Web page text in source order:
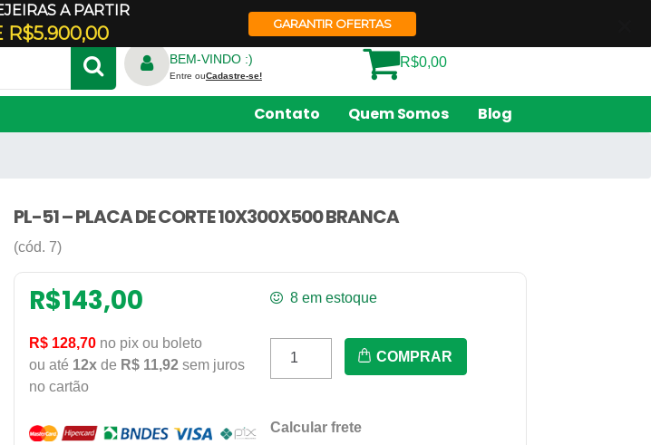
A PARTIR
R$5.900,00 GARANTIR OFERTAS Quem Somos
BEM-VINDO :)
Entre ouCadastre-se!
R$0,00
COMERCIAL
FERRO
Contato Quem Somos Blog
PL-51 – PLACA DE CORTE 10X300X500 BRANCA
(cód. 7)
R$143,00
R$ 128,70no pix ou boleto
ou até 12xde R$ 11,92sem juros
no cartão
8 em estoque
De
COMPRAR
Calcular frete